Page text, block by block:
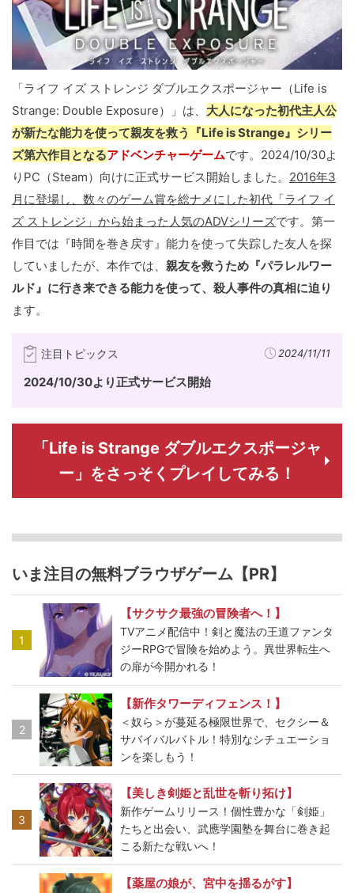
「ライフ イズ ストレンジ ダブルエクスポージャー（Life is
Strange: Double Exposure）」は、 大人になった初代主人公
が新たな能力を使って親友を救う『Life is Strange』シリー
ズ第六作目となるアドベンチャーゲームです。2024/10/30よ
りPC（Steam）向けに正式サービス開始しました。 2016年3
月に登場し、数々のゲーム賞を総ナメにした初代「ライフ イ
ズ ストレンジ」から始まった人気のADVシリーズです。第一
作目では『時間を巻き戻す』能力を使って失踪した友人を探
していましたが、本作では、 親友を救うため『パラレルワー
ルド』に行き来できる能力を使って、殺人事件の真相に迫り
ます。
注目トピックス 2024/11/11
2024/10/30より正式サービス開始
「Life is Strange ダブルエクスポージャ
ー」をさっそくプレイしてみる！
いま注目の無料ブラウザゲーム【PR】
1
【サクサク最強の冒険者へ！】
TVアニメ配信中！剣と魔法の王道ファンタ
ジーRPGで冒険を始めよう。異世界転生へ
の扉が今開かれる！
2
【新作タワーディフェンス！】
＜奴ら＞が蔓延る極限世界で、セクシー＆
サバイバルバトル！特別なシチュエーショ
ンを楽しもう！
3
【美しき剣姫と乱世を斬り拓け】
新作ゲームリリース！個性豊かな「剣姫」
たちと出会い、武應学園塾を舞台に巻き起
こる新たな戦いへ！
【薬屋の娘が、宮中を揺るがす】